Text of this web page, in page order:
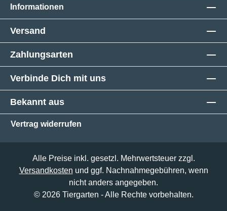
Informationen
Versand
Zahlungsarten
Verbinde Dich mit uns
Bekannt aus
Vertrag widerrufen
Alle Preise inkl. gesetzl. Mehrwertsteuer zzgl.
Versandkosten und ggf. Nachnahmegebühren, wenn
nicht anders angegeben.
© 2026 Tiergarten - Alle Rechte vorbehalten.